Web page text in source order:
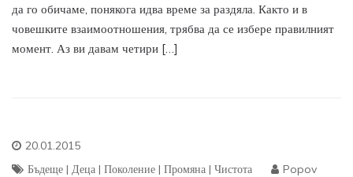
да го обичаме, понякога идва време за раздяла. Както и в
човешките взаимоотношения, трябва да се избере правилният
момент. Аз ви давам четири […]
20.01.2015
Бъдеще | Деца | Поколение | Промяна | Чистота Popov